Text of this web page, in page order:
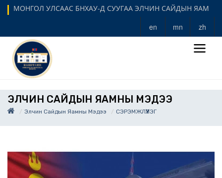
МОНГОЛ УЛСААС БНХАУ-Д СУУГАА ЭЛЧИН САЙДЫН ЯАМ
en mn zh
ЭЛЧИН САЙДЫН ЯАМНЫ МЭДЭЭ
Элчин Сайдын Яамны Мэдээ СЭРЭМЖЛҮҮЛЭГ